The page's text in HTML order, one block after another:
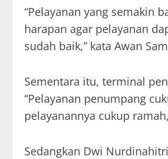
“Pelayanan yang semakin
harapan agar pelayanan
sudah baik,” kata Awan
Sementara itu, terminal
“Pelayanan penumpang
pelayanannya cukup
Sedangkan Dwi